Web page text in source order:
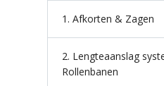
1. Afkorten & Zagen
2. Lengteaanslag
Rollenbanen